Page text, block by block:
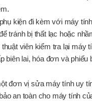
kiện đi kèm với máy
tránh bị thất lạc hoặc
viên kiểm tra lại máy
biên lai, hóa đơn và phiếu
đơn vị sửa máy tính uy
an toàn cho máy tính